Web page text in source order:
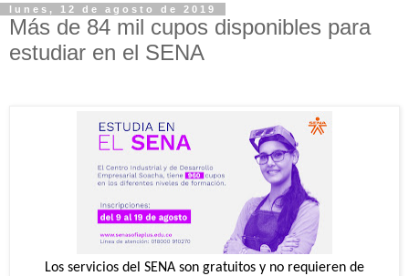
lunes, 12 de agosto de 2019
Más de 84 mil cupos disponibles para
estudiar en el SENA
Los servicios del SENA son gratuitos y no requieren de